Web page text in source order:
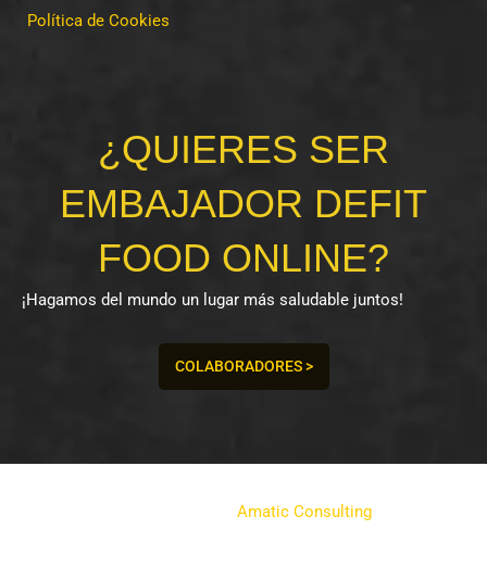
Política de Cookies
¿QUIERES SER
EMBAJADOR DEFIT
FOOD ONLINE?
¡Hagamos del mundo un lugar más saludable juntos!
COLABORADORES >
Amatic Consulting